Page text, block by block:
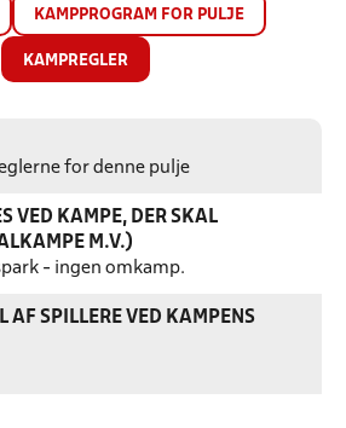
KAMPPROGRAM FOR PULJE
KAMPREGLER
for denne pulje
VED KAMPE, DER SKAL
M.V.)
- ingen omkamp.
AF SPILLERE VED KAMPENS